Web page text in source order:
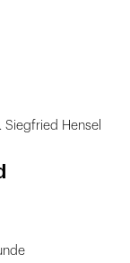
Siegfried Hensel